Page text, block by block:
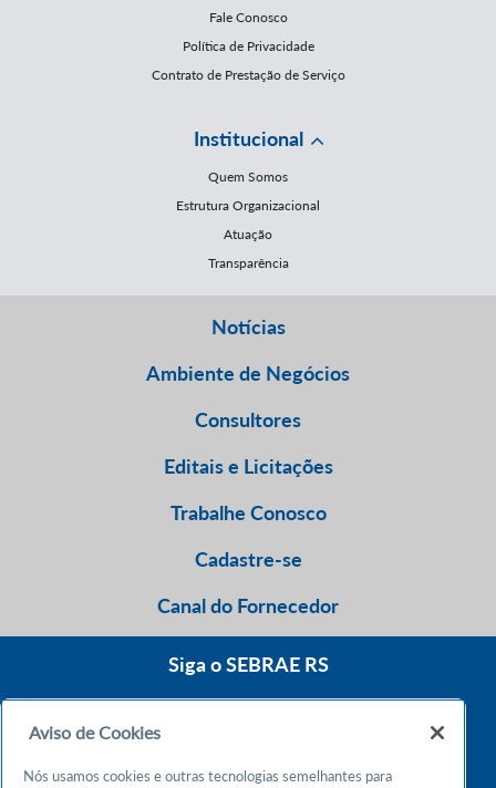
Fale Conosco
Política de Privacidade
Contrato de Prestação de Serviço
Institucional
Quem Somos
Estrutura Organizacional
Atuação
Transparência
Notícias
Ambiente de Negócios
Consultores
Editais e Licitações
Trabalhe Conosco
Cadastre-se
Canal do Fornecedor
Siga o SEBRAE RS
Aviso de Cookies
Nós usamos cookies e outras tecnologias semelhantes para